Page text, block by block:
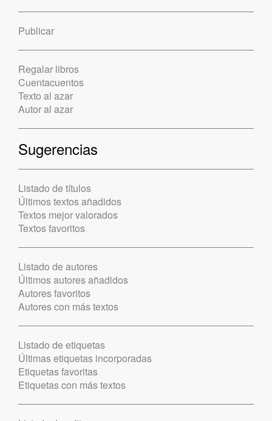
Publicar
Regalar libros
Cuentacuentos
Texto al azar
Autor al azar
Sugerencias
Listado de títulos
Últimos textos añadidos
Textos mejor valorados
Textos favoritos
Listado de autores
Últimos autores añadidos
Autores favoritos
Autores con más textos
Listado de etiquetas
Últimas etiquetas incorporadas
Etiquetas favoritas
Etiquetas con más textos